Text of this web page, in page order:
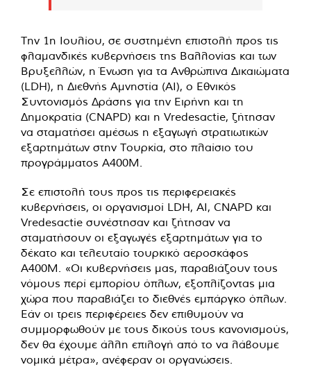
Την 1η Ιουλίου, σε συστημένη επιστολή προς τις
φλαμανδικές κυβερνήσεις της Βαλλονίας και των
Βρυξελλών, η Ένωση για τα Ανθρώπινα Δικαιώματα
(LDH), η Διεθνής Αμνηστία (AI), ο Εθνικός
Συντονισμός Δράσης για την Ειρήνη και τη
Δημοκρατία (CNAPD) και η Vredesactie, ζήτησαν
να σταματήσει αμέσως η εξαγωγή στρατιωτικών
εξαρτημάτων στην Τουρκία, στο πλαίσιο του
προγράμματος A400M.
Σε επιστολή τους προς τις περιφερειακές
κυβερνήσεις, οι οργανισμοί LDH, AI, CNAPD και
Vredesactie συνέστησαν και ζήτησαν να
σταματήσουν οι εξαγωγές εξαρτημάτων για το
δέκατο και τελευταίο τουρκικό αεροσκάφος
A400M. «Οι κυβερνήσεις μας, παραβιάζουν τους
νόμους περί εμπορίου όπλων, εξοπλίζοντας μια
χώρα που παραβιάζει το διεθνές εμπάργκο όπλων.
Εάν οι τρεις περιφέρειες δεν επιθυμούν να
συμμορφωθούν με τους δικούς τους κανονισμούς,
δεν θα έχουμε άλλη επιλογή από το να λάβουμε
νομικά μέτρα», ανέφεραν οι οργανώσεις.